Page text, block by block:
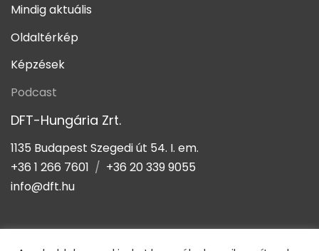
Mindig aktuális
Oldaltérkép
Képzések
Podcast
DFT-Hungária Zrt.
1135 Budapest Szegedi út 54. I. em.
+36 1 266 7601 / +36 20 339 9055
info@dft.hu